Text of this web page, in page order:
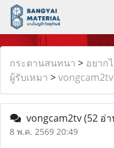
กระดานสนทนา > อยาก
ผู้รับเหมา >vongcam2tv
vongcam2tv(52 อ่
8 พ.ค. 2569 20:49